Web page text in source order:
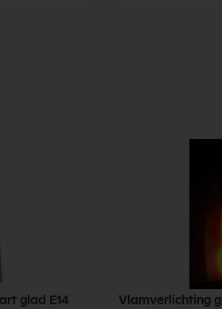
glad E14
Vlamverlichting